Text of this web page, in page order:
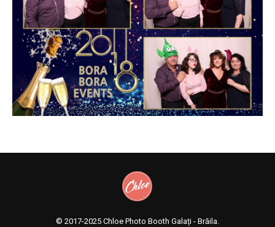
© 2017-2025 Chloe Photo Booth Galați - Brăila.